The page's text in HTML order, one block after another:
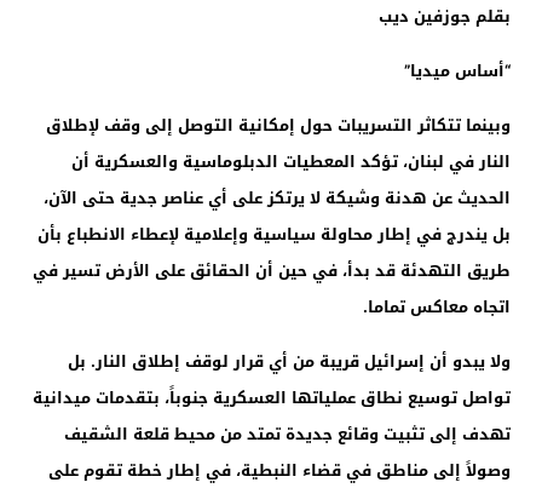
بقلم جوزفين ديب
“أساس ميديا”
وبينما تتكاثر التسريبات حول إمكانية التوصل إلى وقف لإطلاق
النار في لبنان، تؤكد المعطيات الدبلوماسية والعسكرية أن
الحديث عن هدنة وشيكة لا يرتكز على أي عناصر جدية حتى الآن،
بل يندرج في إطار محاولة سياسية وإعلامية لإعطاء الانطباع بأن
طريق التهدئة قد بدأ، في حين أن الحقائق على الأرض تسير في
اتجاه معاكس تماما.
ولا يبدو أن إسرائيل قريبة من أي قرار لوقف إطلاق النار. بل
تواصل توسيع نطاق عملياتها العسكرية جنوباً، بتقدمات ميدانية
تهدف إلى تثبيت وقائع جديدة تمتد من محيط قلعة الشقيف
وصولاً إلى مناطق في قضاء النبطية، في إطار خطة تقوم على